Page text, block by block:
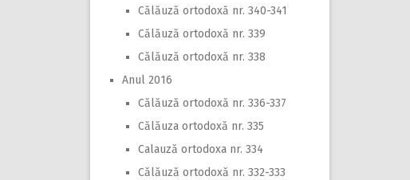
Călăuză ortodoxă nr. 340-341
Călăuză ortodoxă nr. 339
Călăuză ortodoxă nr. 338
Anul 2016
Călăuză ortodoxă nr. 336-337
Călăuza ortodoxă nr. 335
Calauză ortodoxa nr. 334
Călăuză ortodoxă nr. 332-333